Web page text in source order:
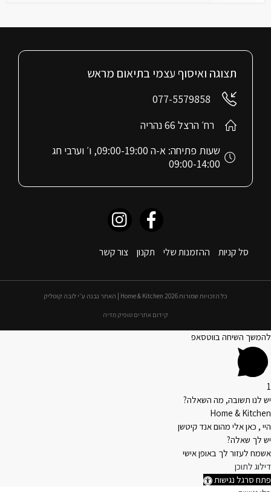
סל קניות ההזמנות שלי תקנון צור קשר
תצוגה ואיסוף עצמי בתיאום מראש
077-5579858
רח׳ הרצל 66 נהריה
שעות פתיחה: א-ה 09:00-19:00, ו׳ וערבי חג
09:00-14:00
כל הזכויות שמורות 2026 Home & Kitchen | האתר נבנה ע״י לובה קוטליק
קידום אתרים טופיק מדיה
להמשך השיחה בווטסאפ
1
יש לנו תשובה, מה השאלה?
Home & Kitchen
היי , כאן אלי מהום אנד קיטשן
יש לך שאלה?
אשמח לעזור לך באופן אישי
דילוג לתוכן
פתח סרגל נגישות